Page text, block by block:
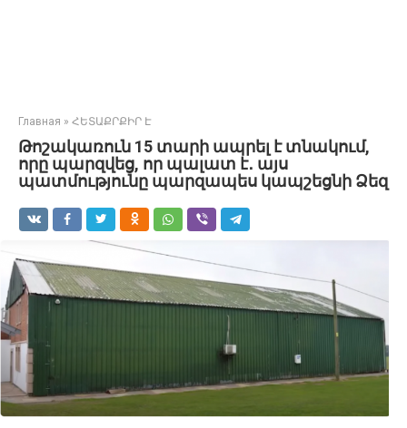
Главная » ՀԵՏԱՔՐՔԻՐ Է
Թոշակառուն 15 տարի ապրել է տնակում,
որը պարզվեց, որ պալատ է․ այս
պատմությունը պարզապես կապշեցնի Ձեզ